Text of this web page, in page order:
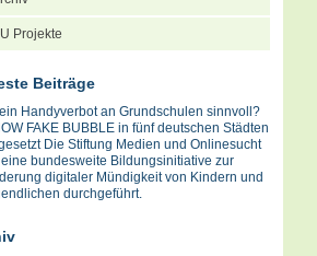
Projekte
Beiträge
ein Handyverbot an Grundschulen sinnvoll?
FAKE BUBBLE in fünf deutschen Städten
Die Stiftung Medien und Onlinesucht
eine bundesweite Bildungsinitiative zur
digitaler Mündigkeit von Kindern und
durchgeführt.